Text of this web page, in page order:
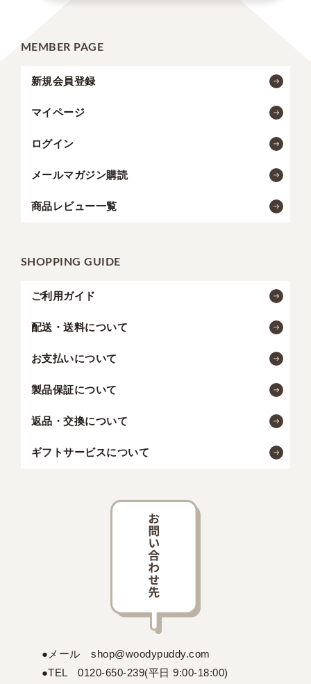
MEMBER PAGE
新規会員登録
マイページ
ログイン
メールマガジン購読
商品レビュー一覧
SHOPPING GUIDE
ご利用ガイド
配送・送料について
お支払いについて
製品保証について
返品・交換について
ギフトサービスについて
●メール shop@woodypuddy.com
●TEL 0120-650-239(平日 9:00-18:00)